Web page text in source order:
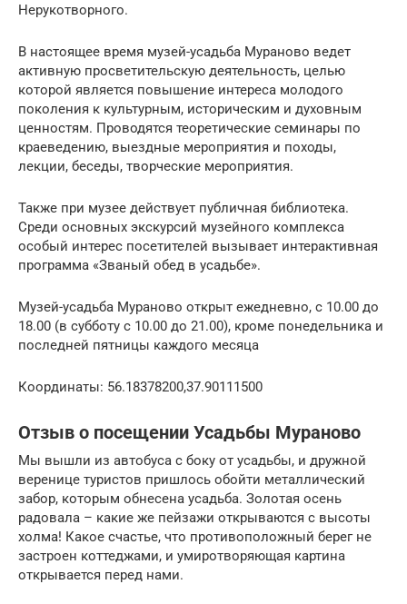
Нерукотворного.
В настоящее время музей-усадьба Мураново ведет
активную просветительскую деятельность, целью
которой является повышение интереса молодого
поколения к культурным, историческим и духовным
ценностям. Проводятся теоретические семинары по
краеведению, выездные мероприятия и походы,
лекции, беседы, творческие мероприятия.
Также при музее действует публичная библиотека.
Среди основных экскурсий музейного комплекса
особый интерес посетителей вызывает интерактивная
программа «Званый обед в усадьбе».
Музей-усадьба Мураново открыт ежедневно, с 10.00 до
18.00 (в субботу с 10.00 до 21.00), кроме понедельника и
последней пятницы каждого месяца
Координаты: 56.18378200,37.90111500
Отзыв о посещении Усадьбы Мураново
Мы вышли из автобуса с боку от усадьбы, и дружной
веренице туристов пришлось обойти металлический
забор, которым обнесена усадьба. Золотая осень
радовала – какие же пейзажи открываются с высоты
холма! Какое счастье, что противоположный берег не
застроен коттеджами, и умиротворяющая картина
открывается перед нами.